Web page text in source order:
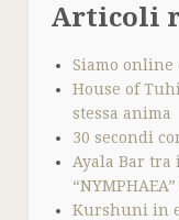
Articoli
Siamo online
House of
stessa anima
30 secondi
Ayala Bar
Kurshuni in